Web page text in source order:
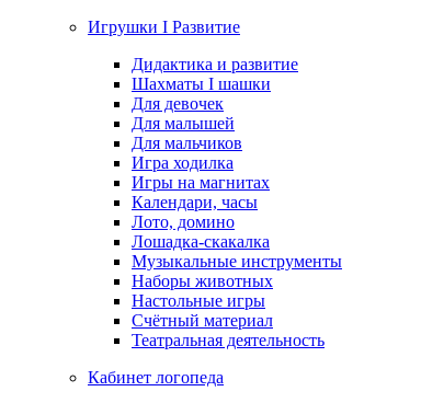
Игрушки I Развитие
Дидактика и развитие
Шахматы I шашки
Для девочек
Для малышей
Для мальчиков
Игра ходилка
Игры на магнитах
Календари, часы
Лото, домино
Лошадка-скакалка
Музыкальные инструменты
Наборы животных
Настольные игры
Счётный материал
Театральная деятельность
Кабинет логопеда